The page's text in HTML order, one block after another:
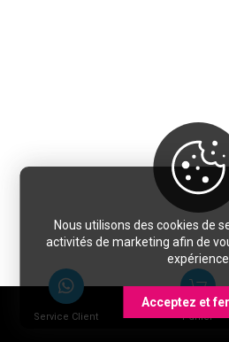
Service Client Panier
Nous utilisons des cookies de
activités de marketing afin de
expérience
Acceptez et